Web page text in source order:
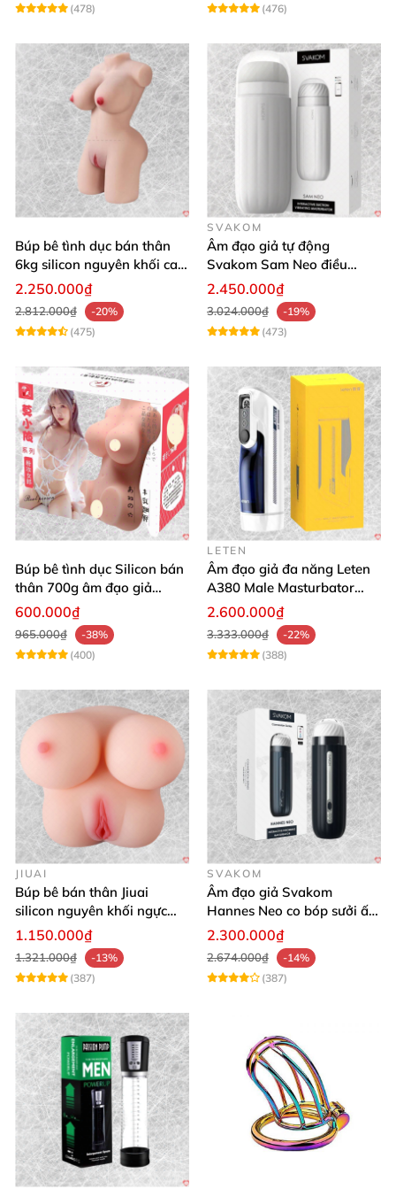
(478)
(476)
Búp bê tình dục bán thân
6kg silicon nguyên khối cao
cấp giá rẻ
2.250.000₫
2.812.000₫
-20%
(475)
SVAKOM
Âm đạo giả tự động
Svakom Sam Neo điều
khiển qua app webcam cao
2.450.000₫
3.024.000₫
-19%
(473)
Búp bê tình dục Silicon bán
thân 700g âm đạo giả
nguyên khối giống thật
600.000₫
965.000₫
-38%
(400)
LETEN
Âm đạo giả đa năng Leten
A380 Male Masturbator
Version 4
2.600.000₫
3.333.000₫
-22%
(388)
JIUAI
Búp bê bán thân Jiuai
silicon nguyên khối ngực
âm đạo thật
1.150.000₫
1.321.000₫
-13%
(387)
SVAKOM
Âm đạo giả Svakom
Hannes Neo co bóp sưởi ấm
app điều khiển tiện lợi
2.300.000₫
2.674.000₫
-14%
(387)